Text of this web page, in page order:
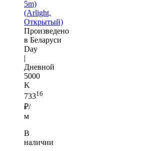
5m)
(Arlight,
Открытый)
Произведено
в Беларуси
Day
|
Дневной
5000
K
73316
₽/
м
В
наличии